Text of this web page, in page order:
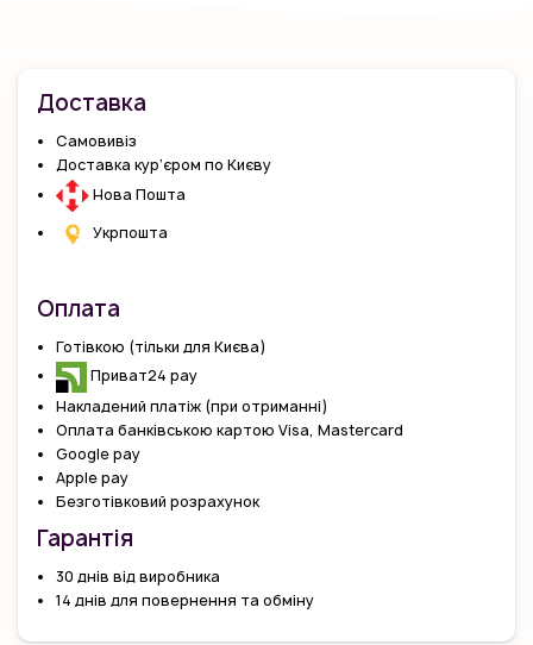
Доставка
Самовивіз
Доставка кур’єром по Києву
Нова Пошта
Укрпошта
Оплата
Готівкою (тільки для Києва)
Приват24 pay
Накладений платіж (при отриманні)
Оплата банківською картою Visa, Mastercard
Google pay
Apple pay
Безготівковий розрахунок
Гарантiя
30 днів від виробника
14 днів для повернення та обміну